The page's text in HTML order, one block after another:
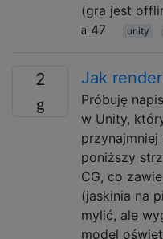
(gra jest
47
unity
2 Jak
Próbuję
w Unity,
poniższy
CG, co
(jaskinia na
mylić, ale
model